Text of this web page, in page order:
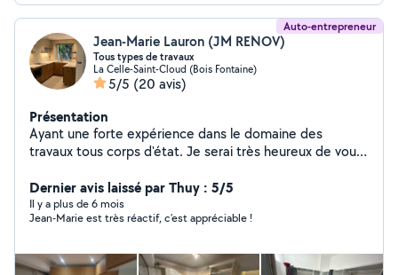
Auto-entrepreneur
Jean-Marie Lauron (JM RENOV)
Tous types de travaux
La Celle-Saint-Cloud (Bois Fontaine)
5/5 (20 avis)
Présentation
Ayant une forte expérience dans le domaine des
travaux tous corps d'état. Je serai très heureux de vous
Dernier avis laissé par Thuy : 5/5
Il y a plus de 6 mois
Jean-Marie est très réactif, c’est appréciable !